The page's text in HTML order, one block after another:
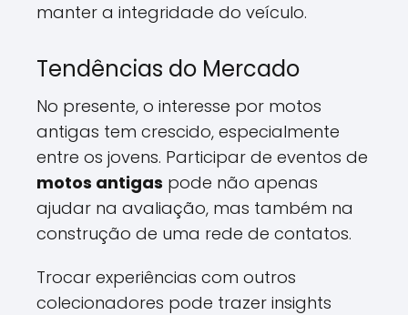
manter a integridade do veículo.
Tendências do Mercado
No presente, o interesse por motos
antigas tem crescido, especialmente
entre os jovens. Participar de eventos de
motos antigas pode não apenas
ajudar na avaliação, mas também na
construção de uma rede de contatos.
Trocar experiências com outros
colecionadores pode trazer insights